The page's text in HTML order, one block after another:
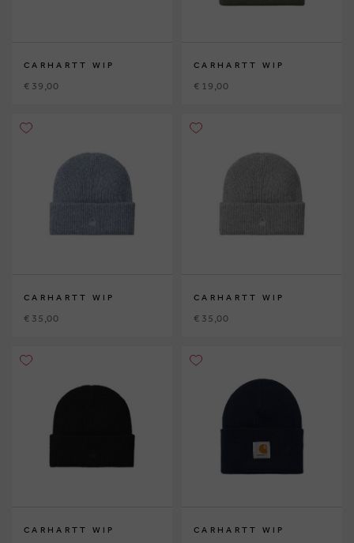
CARHARTT WIP
€ 39,00
CARHARTT WIP
€ 19,00
CARHARTT WIP
€ 35,00
CARHARTT WIP
€ 35,00
CARHARTT WIP CARHARTT WIP